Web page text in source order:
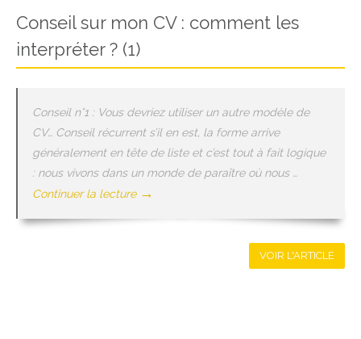
Conseil sur mon CV : comment les
interpréter ? (1)
Conseil n°1 : Vous devriez utiliser un autre modèle de
CV… Conseil récurrent s’il en est, la forme arrive
généralement en tête de liste et c’est tout à fait logique
: nous vivons dans un monde de paraître où nous …
Continuer la lecture →
VOIR L'ARTICLE